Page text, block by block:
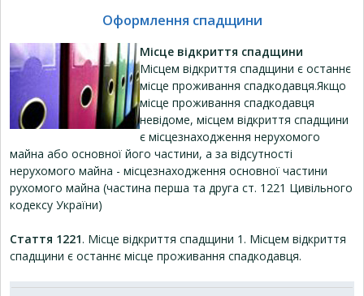
Оформлення спадщини
Місце відкриття спадщини
Місцем відкриття спадщини є останнє
місце проживання спадкодавця.Якщо
місце проживання спадкодавця
невідоме, місцем відкриття спадщини
є місцезнаходження нерухомого
майна або основної його частини, а за відсутності
нерухомого майна - місцезнаходження основної частини
рухомого майна (частина перша та друга ст. 1221 Цивільного
кодексу України)
Стаття 1221. Місце відкриття спадщини 1. Місцем відкриття
спадщини є останнє місце проживання спадкодавця.